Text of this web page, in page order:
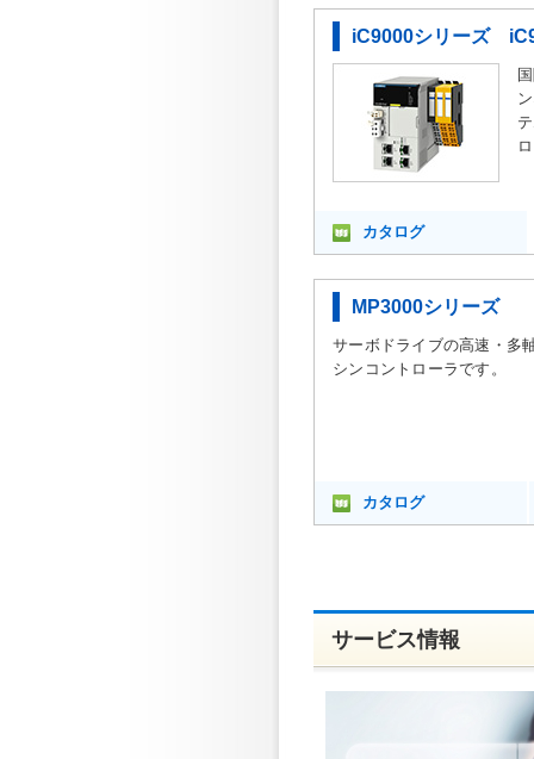
iC9000シリーズ
カタログ
MP3000シリーズ
サーボドライブの高速・多
シンコントローラです。
カタログ
サービス情報